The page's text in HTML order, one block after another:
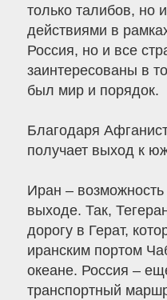
только талибов, но
действиями в
Россия, но и все
заинтересованы в
был мир и порядок.
Благодаря
получает выход к
Иран –
выходе. Так,
дорогу в Герат,
иранским портом
океане. Россия –
транспортный